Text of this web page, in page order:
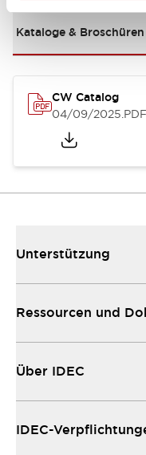
Kataloge & Broschüren
CW Catalog
04/09/2025.PDF
Unterstützung
Ressourcen und
Über IDEC
IDEC-